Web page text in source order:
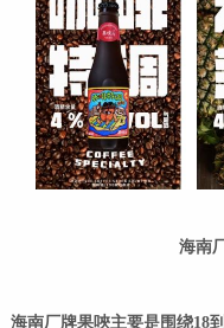
海南
海南厂牌果唊主要是围绕18